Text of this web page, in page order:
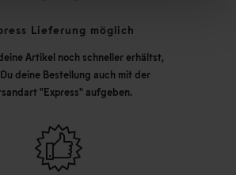
Lieferung möglich
Artikel noch schneller erhältst,
deine Bestellung auch mit der
"Express" aufgeben.